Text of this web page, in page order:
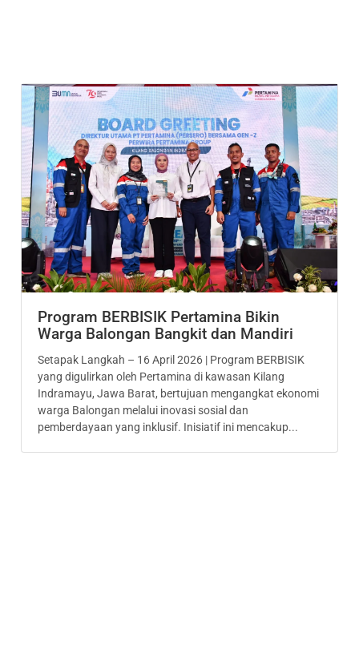
Program BERBISIK Pertamina Bikin
Warga Balongan Bangkit dan Mandiri
Setapak Langkah – 16 April 2026 | Program BERBISIK
yang digulirkan oleh Pertamina di kawasan Kilang
Indramayu, Jawa Barat, bertujuan mengangkat ekonomi
warga Balongan melalui inovasi sosial dan
pemberdayaan yang inklusif. Inisiatif ini mencakup...